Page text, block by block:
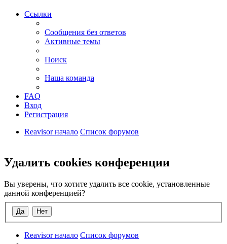
Ссылки
Сообщения без ответов
Активные темы
Поиск
Наша команда
FAQ
Вход
Регистрация
Reavisor начало Список форумов
Удалить cookies конференции
Вы уверены, что хотите удалить все cookie, установленные
данной конференцией?
Reavisor начало Список форумов